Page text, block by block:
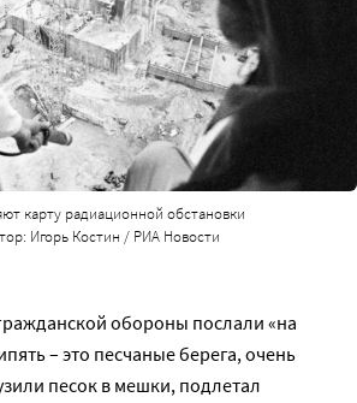
карту радиационной обстановки
Игорь Костин / РИА Новости
обороны послали «на
– это песчаные берега, очень
песок в мешки, подлетал